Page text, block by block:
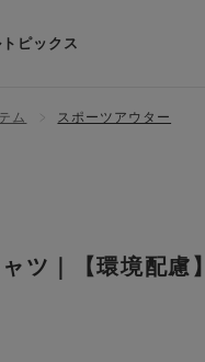
トピックス
ム スポーツアウター
ツ｜【環境配慮】